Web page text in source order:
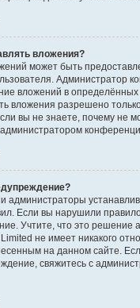
вложения?
может быть
Администратор
вложений в
вложения разрешено
вы не знаете, почему не
администраторы
Если вы нарушили
Учтите, что это решение
не имеет никакого
на данном сайте.
свяжитесь с